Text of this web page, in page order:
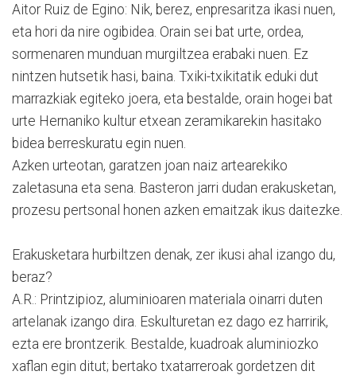
Aitor Ruiz de Egino: Nik, berez, enpresaritza ikasi nuen,
eta hori da nire ogibidea. Orain sei bat urte, ordea,
sormenaren munduan murgiltzea erabaki nuen. Ez
nintzen hutsetik hasi, baina. Txiki-txikitatik eduki dut
marrazkiak egiteko joera, eta bestalde, orain hogei bat
urte Hernaniko kultur etxean zeramikarekin hasitako
bidea berreskuratu egin nuen.
Azken urteotan, garatzen joan naiz artearekiko
zaletasuna eta sena. Basteron jarri dudan erakusketan,
prozesu pertsonal honen azken emaitzak ikus daitezke.
Erakusketara hurbiltzen denak, zer ikusi ahal izango du,
beraz?
A.R.: Printzipioz, aluminioaren materiala oinarri duten
artelanak izango dira. Eskulturetan ez dago ez harririk,
ezta ere brontzerik. Bestalde, kuadroak aluminiozko
xaflan egin ditut; bertako txatarreroak gordetzen dit